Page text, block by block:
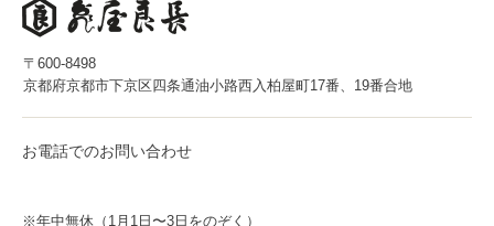
〒600-8498
京都府京都市下京区四条通油小路西入柏屋町17番、19番合地
お電話でのお問い合わせ
※年中無休（1月1日〜3日をのぞく）